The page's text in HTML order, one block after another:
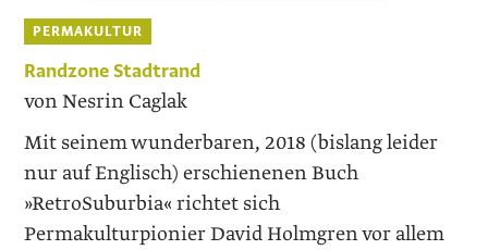
PERMAKULTUR
Randzone Stadtrand
von Nesrin Caglak
Mit seinem wunderbaren, 2018 (bislang leider
nur auf Englisch) erschienenen Buch
»RetroSuburbia« richtet sich
Permakulturpionier David Holmgren vor allem